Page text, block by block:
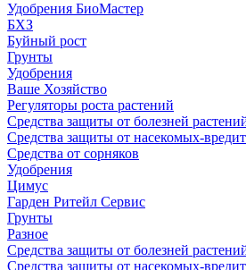
Удобрения БиоМастер
БХЗ
Буйный рост
Грунты
Удобрения
Ваше Хозяйство
Регуляторы роста растений
Средства защиты от болезней
Средства защиты от насекомых-
Средства от сорняков
Удобрения
Цимус
Гарден Ритейл Сервис
Грунты
Разное
Средства защиты от болезней
Средства защиты от насекомых-